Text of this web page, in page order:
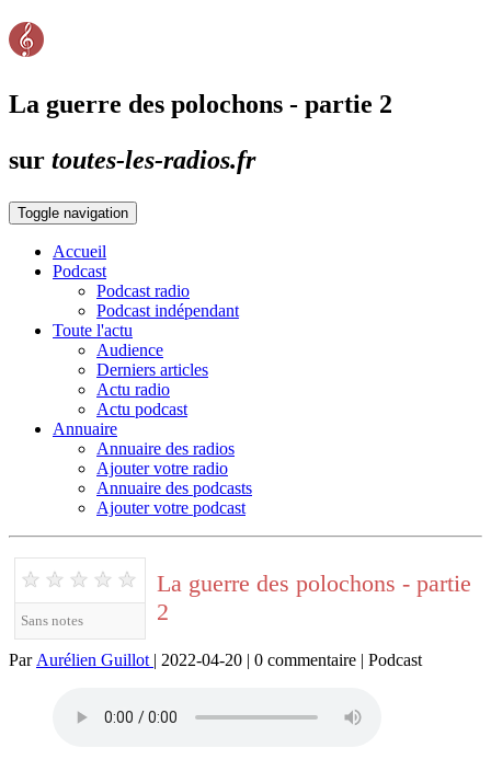
La guerre des polochons - partie 2
sur toutes-les-radios.fr
Toggle navigation
Accueil
Podcast
Podcast radio
Podcast indépendant
Toute l'actu
Audience
Derniers articles
Actu radio
Actu podcast
Annuaire
Annuaire des radios
Ajouter votre radio
Annuaire des podcasts
Ajouter votre podcast
★ ★ ★ ★ ★
Sans notes
La guerre des polochons - partie
2
Par Aurélien Guillot | 2022-04-20 | 0 commentaire | Podcast